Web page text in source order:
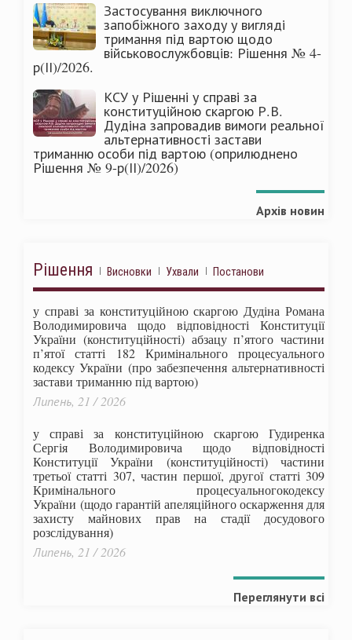
Застосування виключного
запобіжного заходу у вигляді
тримання під вартою щодо
військовослужбовців: Рішення № 4-
р(ІІ)/2026.
КСУ у Рішенні у справі за
конституційною скаргою Р.В.
Дудіна запровадив вимоги реальної
альтернативності застави
триманню особи під вартою (оприлюднено
Рішення № 9-р(ІІ)/2026)
Архів новин
Рішення Висновки Ухвали Постанови
у справі за конституційною скаргою Дудіна Романа
Володимировича щодо відповідності Конституції
України (конституційності) абзацу п’ятого частини
п’ятої статті 182 Кримінального процесуального
кодексу України (про забезпечення альтернативності
застави триманню під вартою)
Липень, 21 / 2026
у справі за конституційною скаргою Гудиренка
Сергія Володимировича щодо відповідності
Конституції України (конституційності) частини
третьої статті 307, частин першої, другої статті 309
Кримінального процесуальногокодексу
України (щодо гарантій апеляційного оскарження для
захисту майнових прав на стадії досудового
розслідування)
Липень, 21 / 2026
Переглянути всі